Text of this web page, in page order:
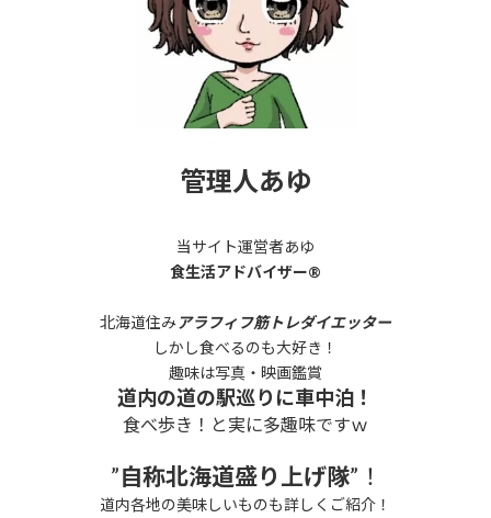
管理人あゆ
当サイト運営者あゆ
食生活アドバイザー®
北海道住み アラフィフ筋トレダイエッター
しかし食べるのも大好き！
趣味は写真・映画鑑賞
道内の道の駅巡りに車中泊！
食べ歩き！と実に多趣味ですｗ
”自称北海道盛り上げ隊”！
道内各地の美味しいものも詳しくご紹介！